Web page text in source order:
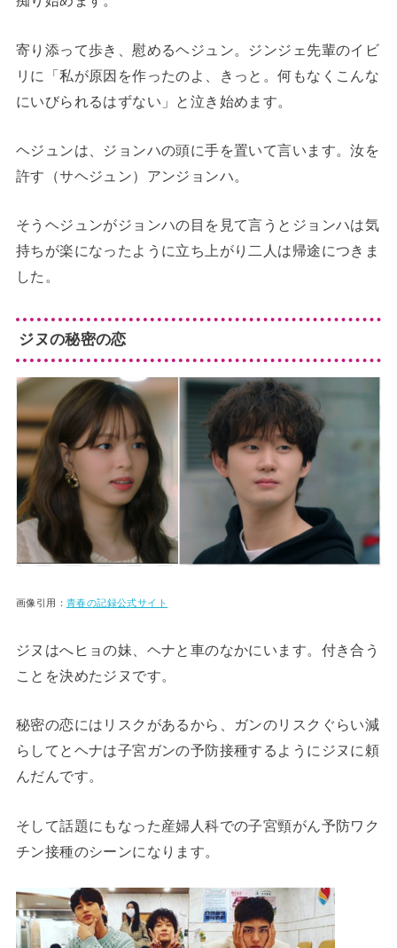
寄り添って歩き、慰めるヘジュン。ジンジェ先輩のイビ
リに「私が原因を作ったのよ、きっと。何もなくこんな
にいびられるはずない」と泣き始めます。
ヘジュンは、ジョンハの頭に手を置いて言います。汝を
許す（サヘジュン）アンジョンハ。
そうヘジュンがジョンハの目を見て言うとジョンハは気
持ちが楽になったように立ち上がり二人は帰途につきま
した。
ジヌの秘密の恋
画像引用： 青春の記録公式サイト
ジヌはへヒョの妹、ヘナと車のなかにいます。付き合う
ことを決めたジヌです。
秘密の恋にはリスクがあるから、ガンのリスクぐらい減
らしてとヘナは子宮ガンの予防接種するようにジヌに頼
んだんです。
そして話題にもなった産婦人科での子宮頸がん予防ワク
チン接種のシーンになります。